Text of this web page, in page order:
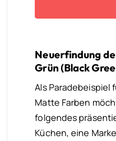
Neuerfindung
Grün (Black
Als Paradebeispiel
Matte Farben
folgendes
Küchen, eine